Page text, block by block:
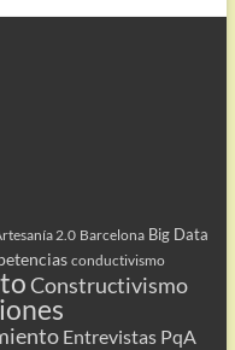
2.0 Barcelona Big Data
conductivismo
Constructivismo
Entrevistas PqA